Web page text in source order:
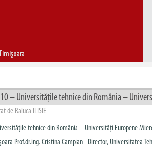
– Universitățile tehnice din România –
de Raluca ILISIE
tehnice din România – Universități Europene
Prof.dr.ing. Cristina Campian - Director, Universitatea